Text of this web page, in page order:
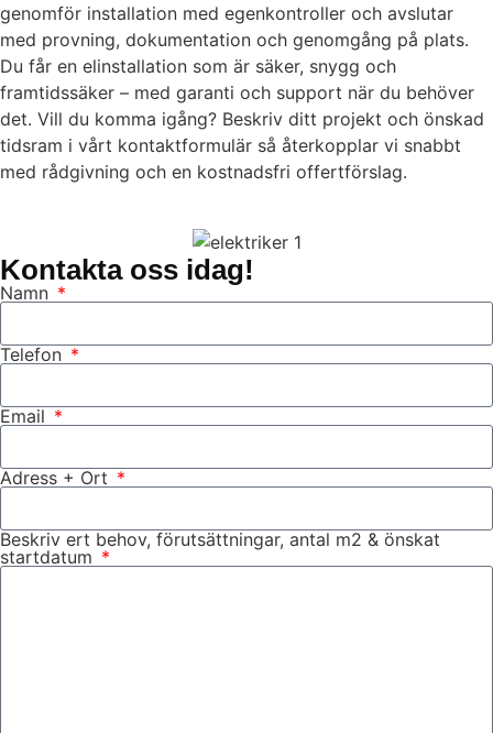
genomför installation med egenkontroller och avslutar
med provning, dokumentation och genomgång på plats.
Du får en elinstallation som är säker, snygg och
framtidssäker – med garanti och support när du behöver
det. Vill du komma igång? Beskriv ditt projekt och önskad
tidsram i vårt kontaktformulär så återkopplar vi snabbt
med rådgivning och en kostnadsfri offertförslag.
Kontakta oss idag!
Namn
Telefon
Email
Adress + Ort
Beskriv ert behov, förutsättningar, antal m2 & önskat
startdatum